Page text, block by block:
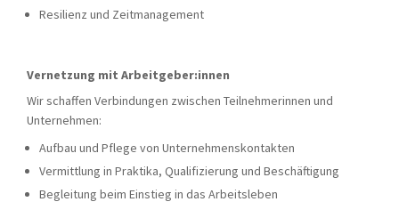
Resilienz und Zeitmanagement
Vernetzung mit Arbeitgeber:innen
Wir schaffen Verbindungen zwischen Teilnehmerinnen und
Unternehmen:
Aufbau und Pflege von Unternehmenskontakten
Vermittlung in Praktika, Qualifizierung und Beschäftigung
Begleitung beim Einstieg in das Arbeitsleben